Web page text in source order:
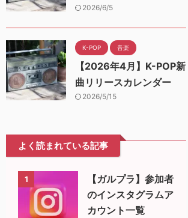
2026/6/5
K-POP 音楽
【2026年4月】K-POP新
曲リリースカレンダー
2026/5/15
よく読まれている記事
1
【ガルプラ】参加者
のインスタグラムア
カウント一覧